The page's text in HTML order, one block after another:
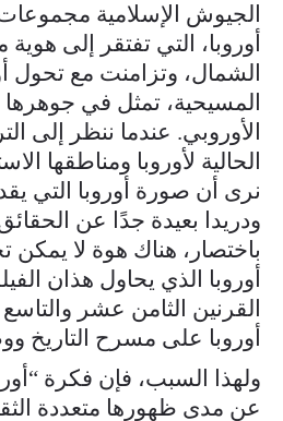
الجيوش الإسلامية
أوروبا، التي تفتقر إلى
الشمال، وتزامنت مع تحول
المسيحية، تمثل في جوهرها
الأوروبي. عندما ننظر إلى
الحالية لأوروبا ومناطقها
نرى أن صورة أوروبا التي
ودريدا بعيدة جدًا عن
باختصار، هناك هوة لا يمكن
أوروبا الذي يحاول هذان
القرنين الثامن عشر
أوروبا على مسرح التاريخ
ولهذا السبب، فإن فكرة
عن مدى ظهورها متعددة